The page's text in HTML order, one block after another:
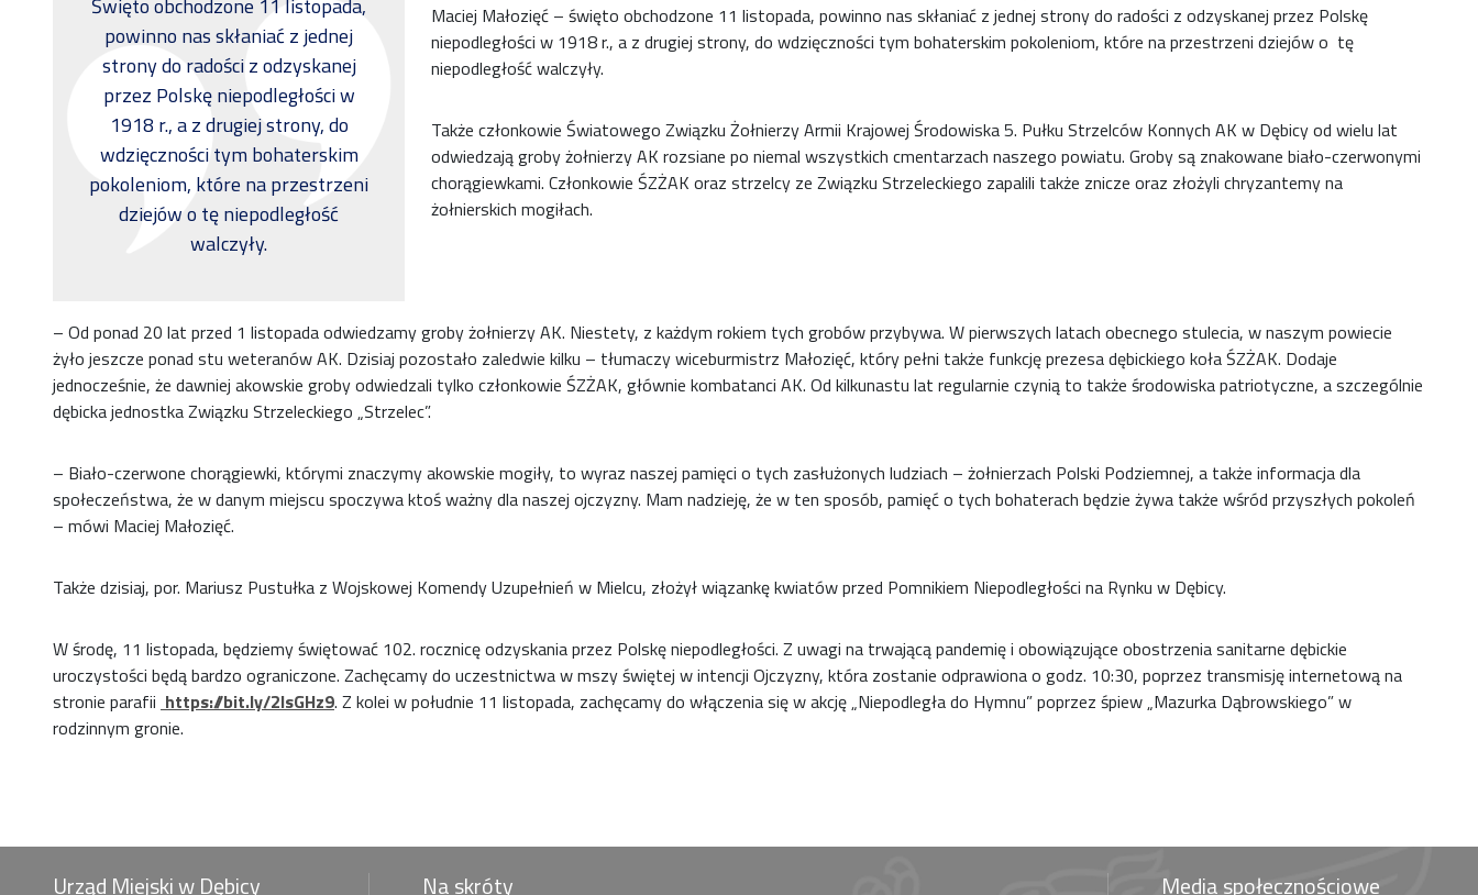
Święto obchodzone 11 listopada,
powinno nas skłaniać z jednej
strony do radości z odzyskanej
przez Polskę niepodległości w
1918 r., a z drugiej strony, do
wdzięczności tym bohaterskim
pokoleniom, które na przestrzeni
dziejów o tę niepodległość
walczyły.
Maciej Małozięć – święto obchodzone 11 listopada, powinno nas skłaniać z jednej strony do radości z odzyskanej przez Polskę
niepodległości w 1918 r., a z drugiej strony, do wdzięczności tym bohaterskim pokoleniom, które na przestrzeni dziejów o tę
niepodległość walczyły.
Także członkowie Światowego Związku Żołnierzy Armii Krajowej Środowiska 5. Pułku Strzelców Konnych AK w Dębicy od wielu lat
odwiedzają groby żołnierzy AK rozsiane po niemal wszystkich cmentarzach naszego powiatu. Groby są znakowane biało-czerwonymi
chorągiewkami. Członkowie ŚZŻAK oraz strzelcy ze Związku Strzeleckiego zapalili także znicze oraz złożyli chryzantemy na
żołnierskich mogiłach.
– Od ponad 20 lat przed 1 listopada odwiedzamy groby żołnierzy AK. Niestety, z każdym rokiem tych grobów przybywa. W pierwszych latach obecnego stulecia, w naszym powiecie
żyło jeszcze ponad stu weteranów AK. Dzisiaj pozostało zaledwie kilku – tłumaczy wiceburmistrz Małozięć, który pełni także funkcję prezesa dębickiego koła ŚZŻAK. Dodaje
jednocześnie, że dawniej akowskie groby odwiedzali tylko członkowie ŚZŻAK, głównie kombatanci AK. Od kilkunastu lat regularnie czynią to także środowiska patriotyczne, a szczególnie
dębicka jednostka Związku Strzeleckiego „Strzelec”.
– Biało-czerwone chorągiewki, którymi znaczymy akowskie mogiły, to wyraz naszej pamięci o tych zasłużonych ludziach – żołnierzach Polski Podziemnej, a także informacja dla
społeczeństwa, że w danym miejscu spoczywa ktoś ważny dla naszej ojczyzny. Mam nadzieję, że w ten sposób, pamięć o tych bohaterach będzie żywa także wśród przyszłych pokoleń
– mówi Maciej Małozięć.
Także dzisiaj, por. Mariusz Pustułka z Wojskowej Komendy Uzupełnień w Mielcu, złożył wiązankę kwiatów przed Pomnikiem Niepodległości na Rynku w Dębicy.
W środę, 11 listopada, będziemy świętować 102. rocznicę odzyskania przez Polskę niepodległości. Z uwagi na trwającą pandemię i obowiązujące obostrzenia sanitarne dębickie
uroczystości będą bardzo ograniczone. Zachęcamy do uczestnictwa w mszy świętej w intencji Ojczyzny, która zostanie odprawiona o godz. 10:30, poprzez transmisję internetową na
stronie parafii https://bit.ly/2IsGHz9. Z kolei w południe 11 listopada, zachęcamy do włączenia się w akcję „Niepodległa do Hymnu” poprzez śpiew „Mazurka Dąbrowskiego” w
rodzinnym gronie.
Urząd Miejski w Dębicy Na skróty Media społecznościowe